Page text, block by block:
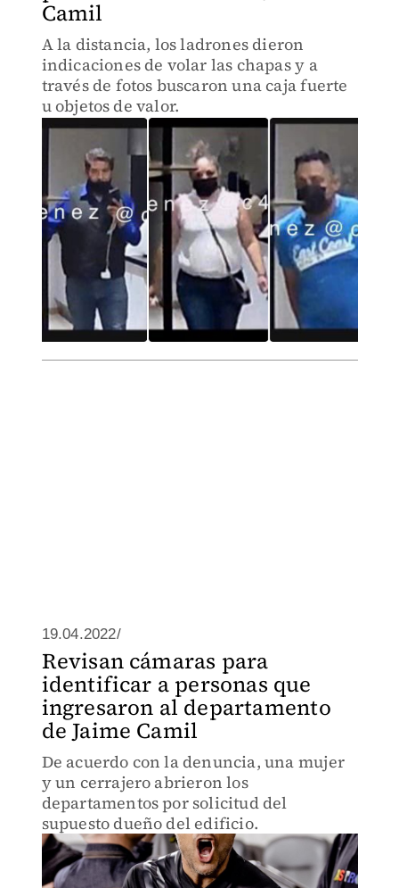
Camil
A la distancia, los ladrones dieron
indicaciones de volar las chapas y a
través de fotos buscaron una caja fuerte
u objetos de valor.
19.04.2022/
Revisan cámaras para
identificar a personas que
ingresaron al departamento
de Jaime Camil
De acuerdo con la denuncia, una mujer
y un cerrajero abrieron los
departamentos por solicitud del
supuesto dueño del edificio.